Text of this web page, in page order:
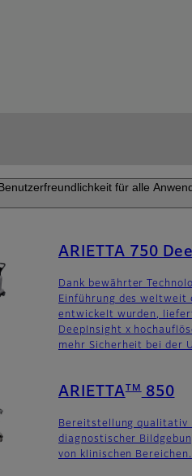
für alle
ARIETTA 750
Dank bewährter
Einführung des weltweit
entwickelt wurden,
DeepInsight x
mehr Sicherheit bei der
ARIETTA TM 850
Bereitstellung qualitativ
diagnostischer
von klinischen Bereichen.